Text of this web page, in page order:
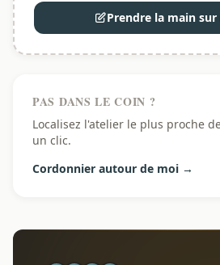
Prendre la main
PAS DANS LE COIN ?
Localisez l'atelier le plus proche
un clic.
Cordonnier autour de moi →